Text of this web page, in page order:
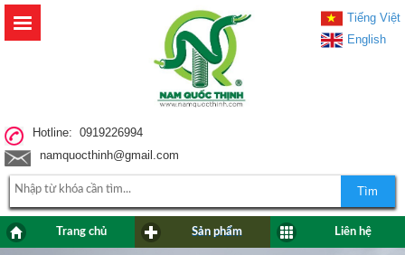
Hotline: 0919226994
namquocthinh@gmail.com
Tiếng Việt
English
Tìm
Trang chủ Sản phẩm Liên hệ